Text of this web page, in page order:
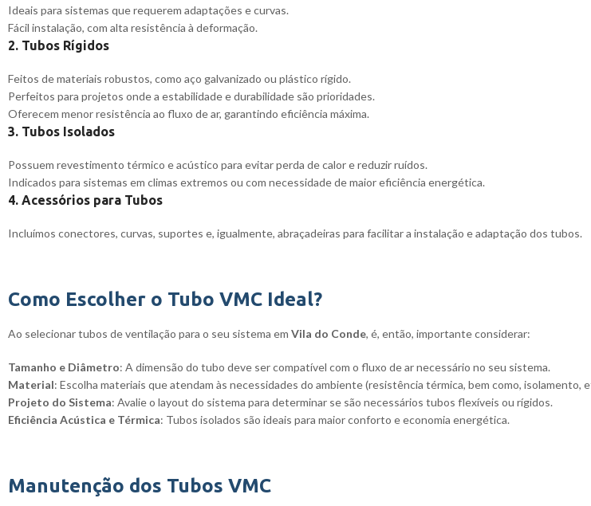
Ideais para sistemas que requerem adaptações e curvas.
Fácil instalação, com alta resistência à deformação.
2. Tubos Rígidos
Feitos de materiais robustos, como aço galvanizado ou plástico rígido.
Perfeitos para projetos onde a estabilidade e durabilidade são prioridades.
Oferecem menor resistência ao fluxo de ar, garantindo eficiência máxima.
3. Tubos Isolados
Possuem revestimento térmico e acústico para evitar perda de calor e reduzir ruídos.
Indicados para sistemas em climas extremos ou com necessidade de maior eficiência energética.
4. Acessórios para Tubos
Incluímos conectores, curvas, suportes e, igualmente, abraçadeiras para facilitar a instalação e adaptação dos tubos.
Como Escolher o Tubo VMC Ideal?
Ao selecionar tubos de ventilação para o seu sistema em Vila do Conde, é, então, importante considerar:
Tamanho e Diâmetro: A dimensão do tubo deve ser compatível com o fluxo de ar necessário no seu sistema.
Material: Escolha materiais que atendam às necessidades do ambiente (resistência térmica, bem como, isolamento,
Projeto do Sistema: Avalie o layout do sistema para determinar se são necessários tubos flexíveis ou rígidos.
Eficiência Acústica e Térmica: Tubos isolados são ideais para maior conforto e economia energética.
Manutenção dos Tubos VMC